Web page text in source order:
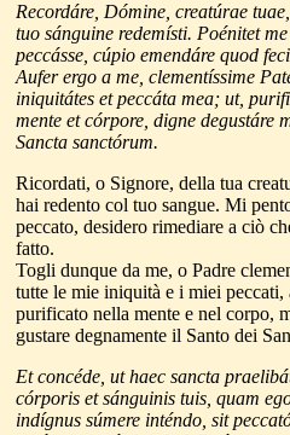
Recordáre, Dómine, creatúrae
tuo sánguine redemísti. Poénitet me
peccásse, cúpio emendáre quod
Aufer ergo a me, clementíssime
iniquitátes et peccáta mea; ut,
mente et córpore, digne degustáre
Sancta sanctórum.
Ricordati, o Signore, della tua
hai redento col tuo sangue. Mi
peccato, desidero rimediare a ciò
fatto.
Togli dunque da me, o Padre
tutte le mie iniquità e i miei peccati,
purificato nella mente e nel corpo,
gustare degnamente il Santo dei
Et concéde, ut haec sancta
córporis et sánguinis tuis, quam
indígnus súmere inténdo, sit